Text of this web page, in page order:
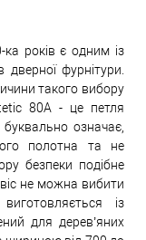
років є одним із
фурнітури.
такого вибору
80A - це петля
означає,
полотна та не
безпеки подібне
не можна вибити
із
для дерев’яних